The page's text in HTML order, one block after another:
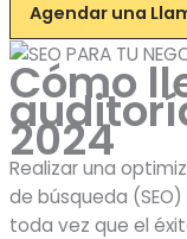
Agendar una
Cómo
2024
Realizar una
de búsqueda
toda vez que el